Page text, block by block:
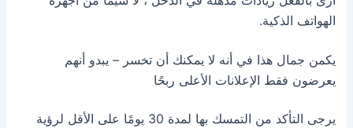
الهواتف الذكية.
يكمن جمال هذا في أنه لا يمكنك أن تخسر – يبدو أنهم
يعرضون فقط الإعلانات الأعلى ربحًا
يرجى التأكد من التمسك بها لمدة 30 يومًا على الأقل لرؤية